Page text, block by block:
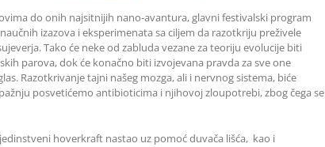
do onih najsitnijih nano-avantura, glavni festivalski program
izazova i eksperimenata sa ciljem da razotkriju preživele
Tako će neke od zabluda vezane za teoriju evolucije biti
parova, dok će konačno biti izvojevana pravda za sve one
Razotkrivanje tajni našeg mozga, ali i nervnog sistema, biće
posvetićemo antibioticima i njihovoj zloupotrebi, zbog čega se
hoverkraft nastao uz pomoć duvača lišća, kao i